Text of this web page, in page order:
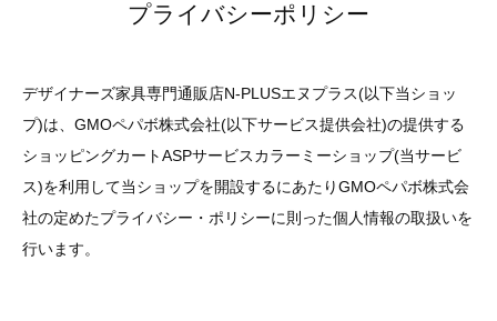
プライバシーポリシー
デザイナーズ家具専門通販店N-PLUSエヌプラス(以下当ショッ
プ)は、GMOペパボ株式会社(以下サービス提供会社)の提供する
ショッピングカートASPサービスカラーミーショップ(当サービ
ス)を利用して当ショップを開設するにあたりGMOペパボ株式会
社の定めたプライバシー・ポリシーに則った個人情報の取扱いを
行います。